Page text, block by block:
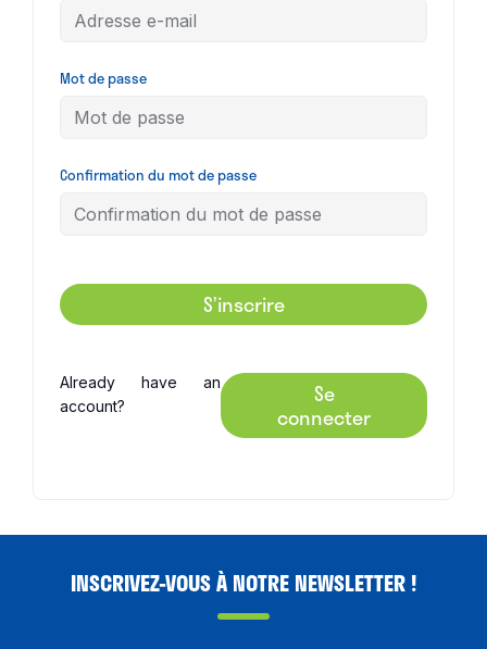
Mot de passe
Confirmation du mot de passe
S’inscrire
Already have an
account?
Se
connecter
INSCRIVEZ-VOUS À NOTRE NEWSLETTER !